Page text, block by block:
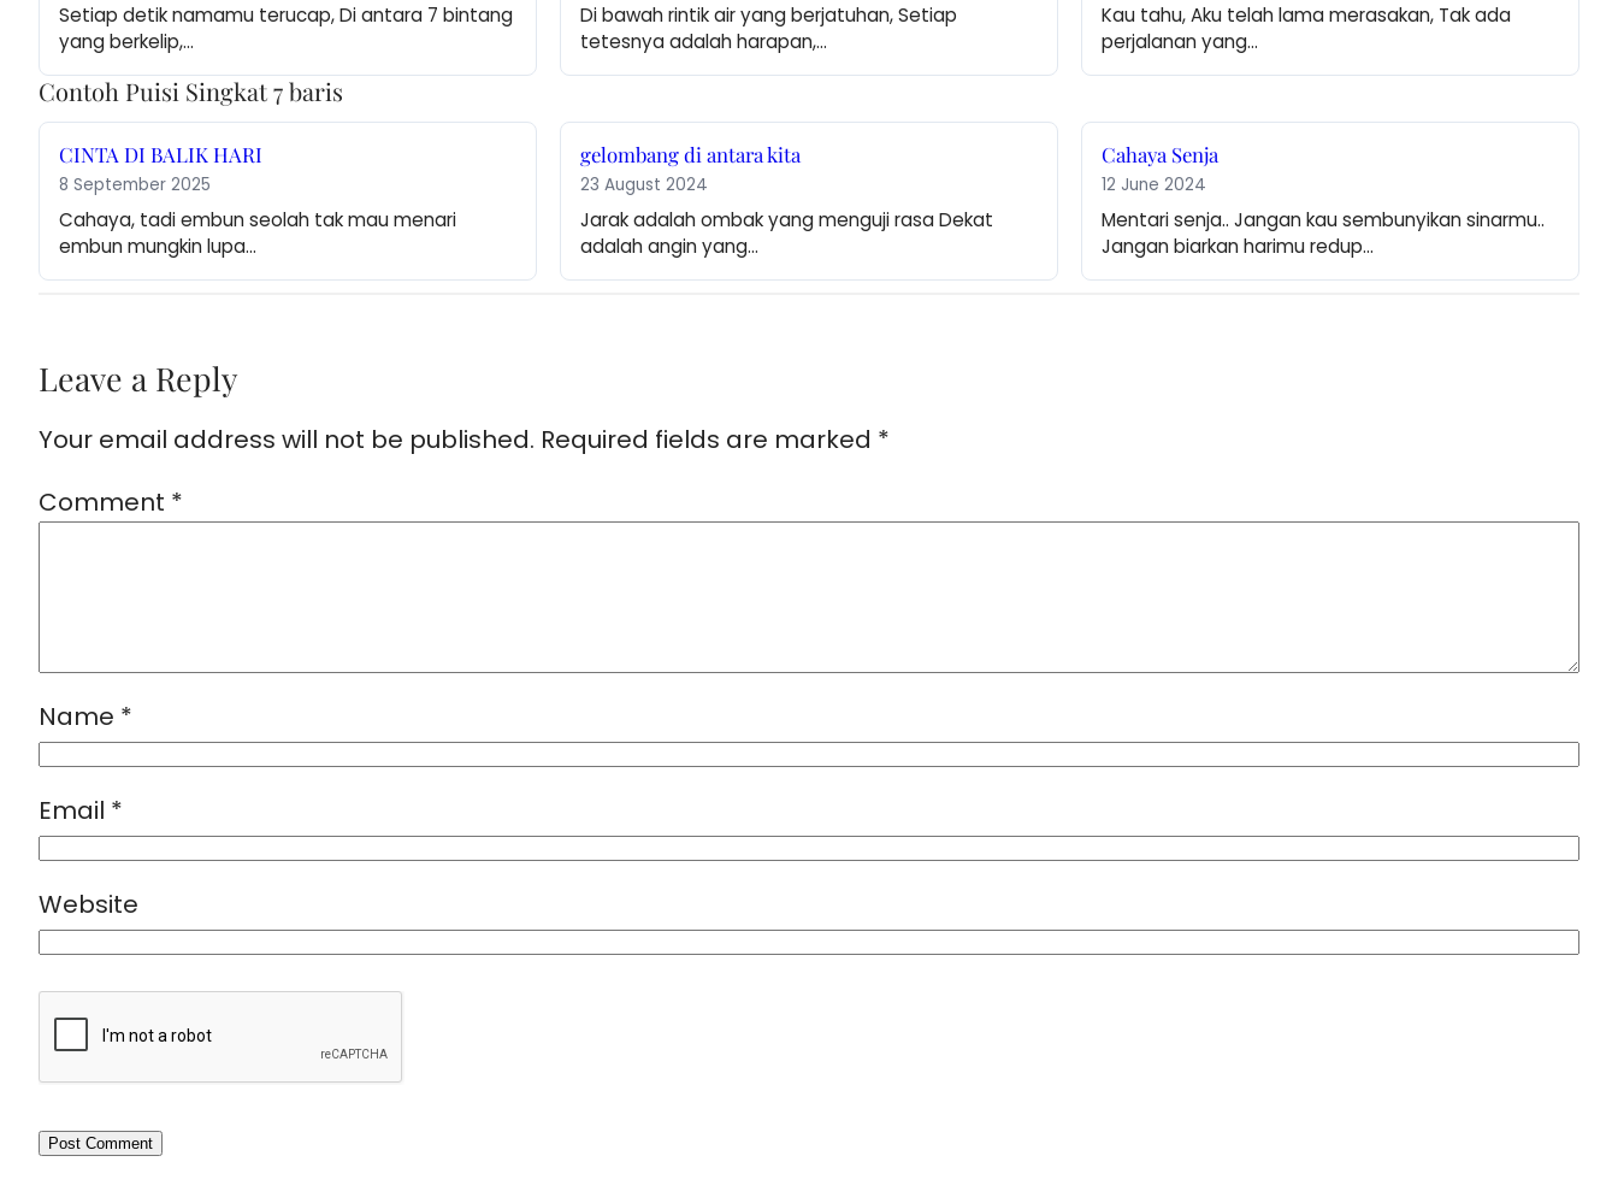
Setiap detik namamu terucap, Di antara 7 bintang
yang berkelip,…
Di bawah rintik air yang berjatuhan, Setiap
tetesnya adalah harapan,…
Kau tahu, Aku telah lama merasakan, Tak ada
perjalanan yang…
Contoh Puisi Singkat 7 baris
CINTA DI BALIK HARI
8 September 2025
Cahaya, tadi embun seolah tak mau menari
embun mungkin lupa…
gelombang di antara kita
23 August 2024
Jarak adalah ombak yang menguji rasa Dekat
adalah angin yang…
Cahaya Senja
12 June 2024
Mentari senja.. Jangan kau sembunyikan sinarmu..
Jangan biarkan harimu redup…
Leave a Reply
Your email address will not be published. Required fields are marked *
Comment *
Name *
Email *
Website